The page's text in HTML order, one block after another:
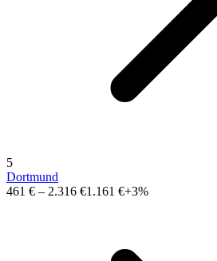
5
Dortmund
461 € – 2.316 €1.161 €+3%